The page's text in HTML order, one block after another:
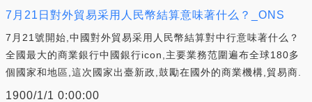
7月21日對外貿易采用人民幣結算意味著什么？_ONS
7月21號開始,中國對外貿易采用人民幣結算對中行意味著什么？
全國最大的商業銀行中國銀行icon,主要業務范圍遍布全球180多
個國家和地區,這次國家出臺新政,鼓勵在國外的商業機構,貿易商.
1900/1/1 0:00:00